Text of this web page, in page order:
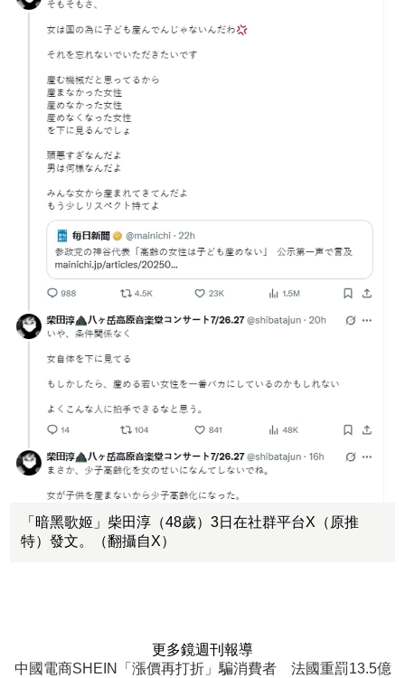
「暗黑歌姬」柴田淳（48歲）3日在社群平台X（原推
特）發文。（翻攝自X）
更多鏡週刊報導
中國電商SHEIN「漲價再打折」騙消費者 法國重罰13.5億